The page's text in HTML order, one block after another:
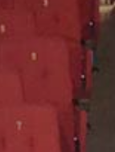
Collabora con noi